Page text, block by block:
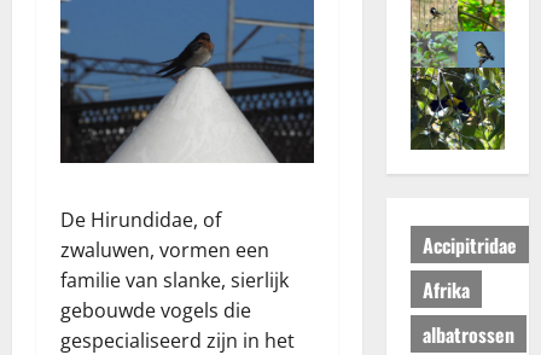
De Hirundidae, of
zwaluwen, vormen een
familie van slanke, sierlijk
gebouwde vogels die
gespecialiseerd zijn in het
Accipitridae
Afrika
albatrossen